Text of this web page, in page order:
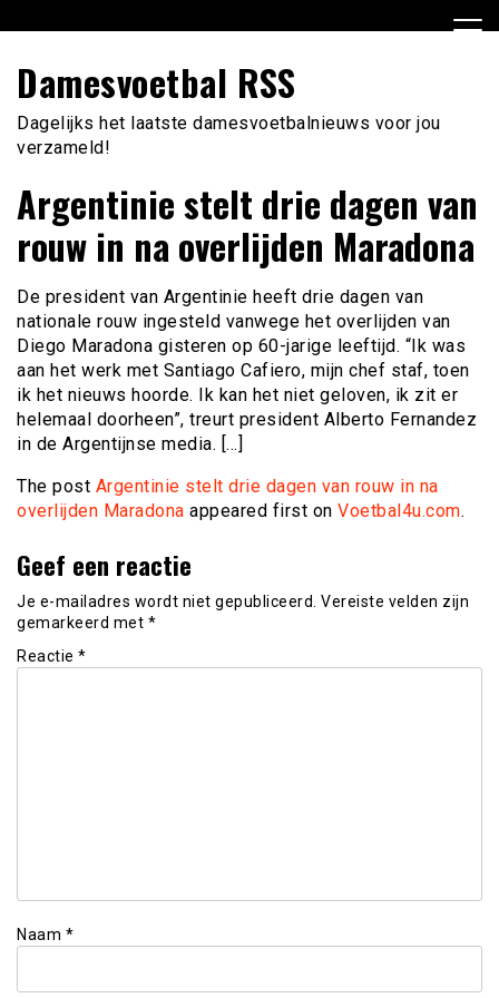
naar
inhoud
Damesvoetbal RSS
Dagelijks het laatste damesvoetbalnieuws voor jou
verzameld!
Argentinie stelt drie dagen van
rouw in na overlijden Maradona
De president van Argentinie heeft drie dagen van
nationale rouw ingesteld vanwege het overlijden van
Diego Maradona gisteren op 60-jarige leeftijd. “Ik was
aan het werk met Santiago Cafiero, mijn chef staf, toen
ik het nieuws hoorde. Ik kan het niet geloven, ik zit er
helemaal doorheen”, treurt president Alberto Fernandez
in de Argentijnse media. […]
The post Argentinie stelt drie dagen van rouw in na
overlijden Maradona appeared first on Voetbal4u.com.
Geef een reactie
Je e-mailadres wordt niet gepubliceerd. Vereiste velden zijn
gemarkeerd met *
Reactie *
Naam *